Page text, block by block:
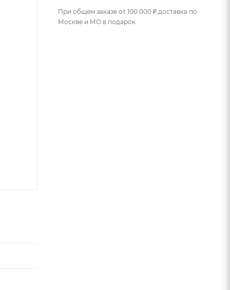
При общем заказе от 100 000 ₽ доставка по
Москве и МО в подарок.